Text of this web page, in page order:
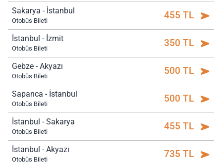
Sakarya - İstanbul
Otobüs Bileti 455 TL
İstanbul - İzmit
Otobüs Bileti 350 TL
Gebze - Akyazı
Otobüs Bileti 500 TL
Sapanca - İstanbul
Otobüs Bileti 500 TL
İstanbul - Sakarya
Otobüs Bileti 455 TL
İstanbul - Akyazı
Otobüs Bileti 735 TL